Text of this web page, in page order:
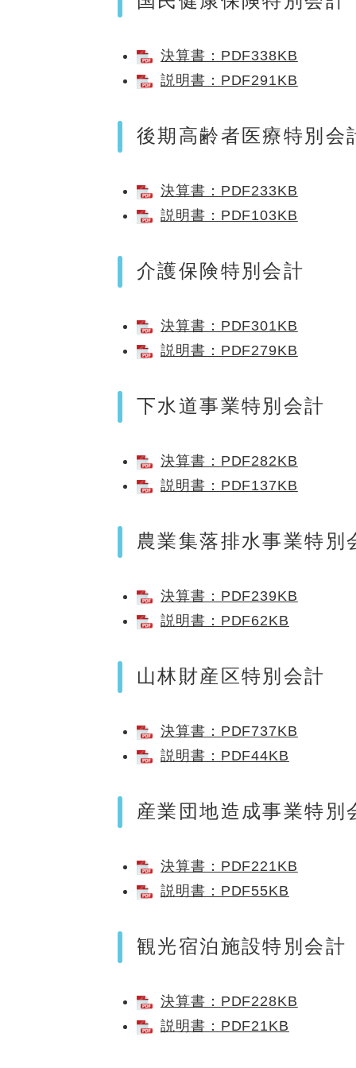
決算書：PDF338KB
説明書：PDF291KB
後期高齢者医療特別会
決算書：PDF233KB
説明書：PDF103KB
介護保険特別会計
決算書：PDF301KB
説明書：PDF279KB
下水道事業特別会計
決算書：PDF282KB
説明書：PDF137KB
農業集落排水事業特別
決算書：PDF239KB
説明書：PDF62KB
山林財産区特別会計
決算書：PDF737KB
説明書：PDF44KB
産業団地造成事業特別
決算書：PDF221KB
説明書：PDF55KB
観光宿泊施設特別会計
決算書：PDF228KB
説明書：PDF21KB